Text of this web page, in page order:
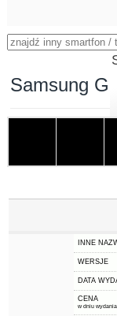
Samsung
INNE
WERSJE
DATA
CENA
w dniu wydania